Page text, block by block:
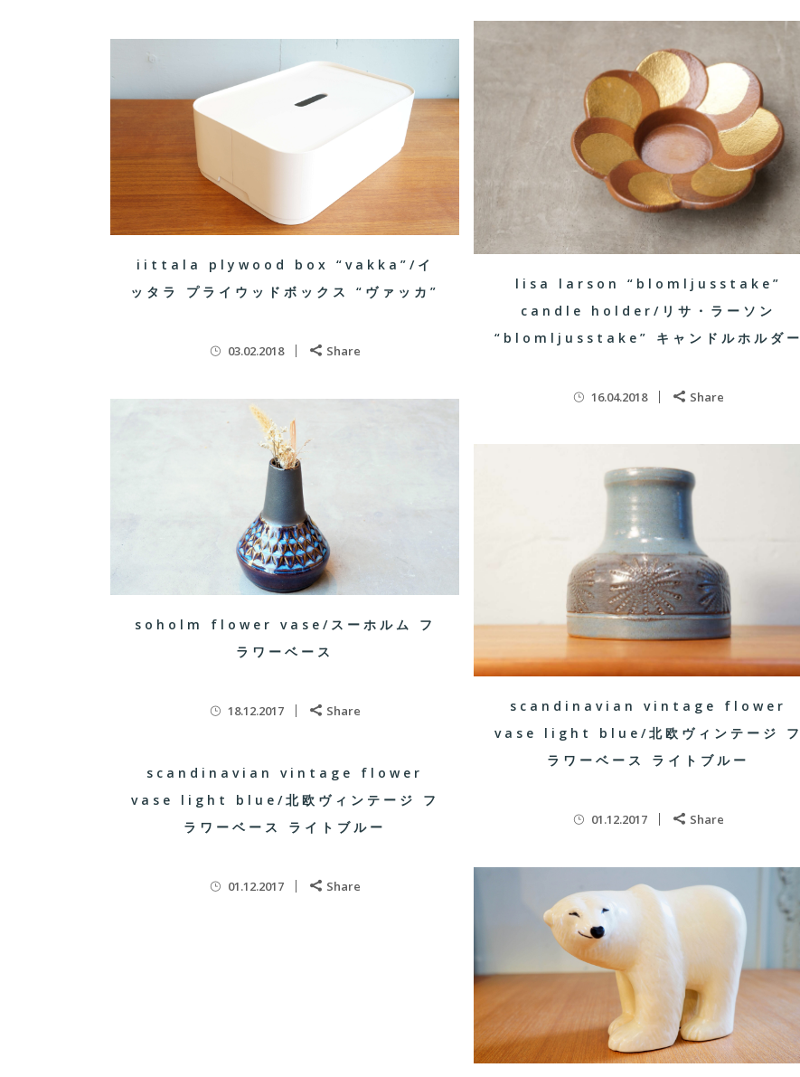
lisa larson “blomljusstake”
candle holder/リサ・ラーソン
“blomljusstake” キャンドルホルダー
16.04.2018 Share
iittala plywood box “vakka”/イ
ッタラ プライウッドボックス “ヴァッカ”
03.02.2018 Share
soholm flower vase/スーホルム フ
ラワーベース
18.12.2017 Share
scandinavian vintage flower
vase light blue/北欧ヴィンテージ フ
ラワーベース ライトブルー
01.12.2017 Share
scandinavian vintage flower
vase light blue/北欧ヴィンテージ フ
ラワーベース ライトブルー
01.12.2017 Share